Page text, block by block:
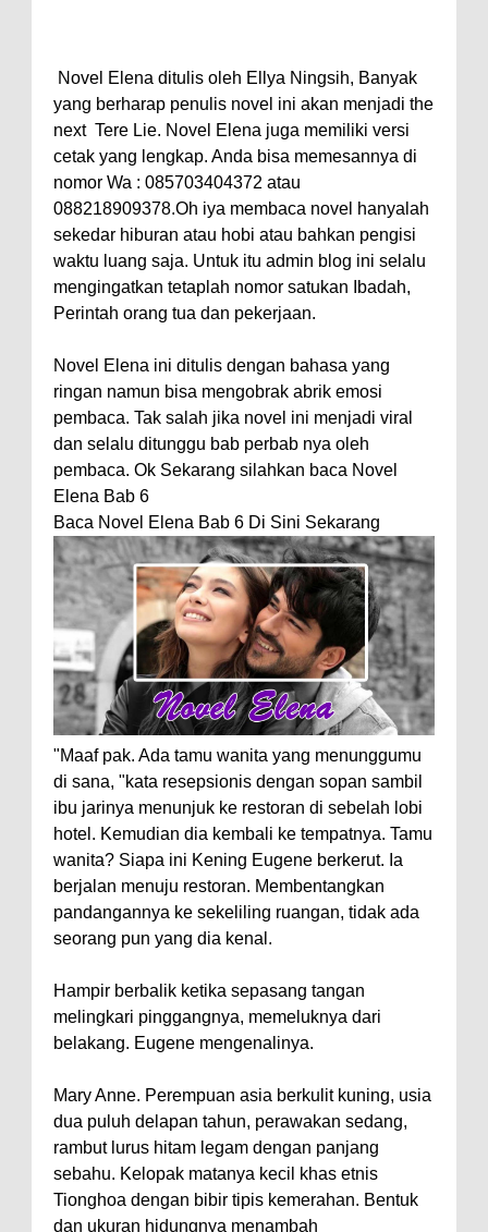
Novel Elena ditulis oleh Ellya Ningsih, Banyak
yang berharap penulis novel ini akan menjadi the
next Tere Lie. Novel Elena juga memiliki versi
cetak yang lengkap. Anda bisa memesannya di
nomor Wa : 085703404372 atau
088218909378.Oh iya membaca novel hanyalah
sekedar hiburan atau hobi atau bahkan pengisi
waktu luang saja. Untuk itu admin blog ini selalu
mengingatkan tetaplah nomor satukan Ibadah,
Perintah orang tua dan pekerjaan.
Novel Elena ini ditulis dengan bahasa yang
ringan namun bisa mengobrak abrik emosi
pembaca. Tak salah jika novel ini menjadi viral
dan selalu ditunggu bab perbab nya oleh
pembaca. Ok Sekarang silahkan baca Novel
Elena Bab 6
Baca Novel Elena Bab 6 Di Sini Sekarang
"Maaf pak. Ada tamu wanita yang menunggumu
di sana, "kata resepsionis dengan sopan sambil
ibu jarinya menunjuk ke restoran di sebelah lobi
hotel. Kemudian dia kembali ke tempatnya. Tamu
wanita? Siapa ini Kening Eugene berkerut. Ia
berjalan menuju restoran. Membentangkan
pandangannya ke sekeliling ruangan, tidak ada
seorang pun yang dia kenal.
Hampir berbalik ketika sepasang tangan
melingkari pinggangnya, memeluknya dari
belakang. Eugene mengenalinya.
Mary Anne. Perempuan asia berkulit kuning, usia
dua puluh delapan tahun, perawakan sedang,
rambut lurus hitam legam dengan panjang
sebahu. Kelopak matanya kecil khas etnis
Tionghoa dengan bibir tipis kemerahan. Bentuk
dan ukuran hidungnya menambah